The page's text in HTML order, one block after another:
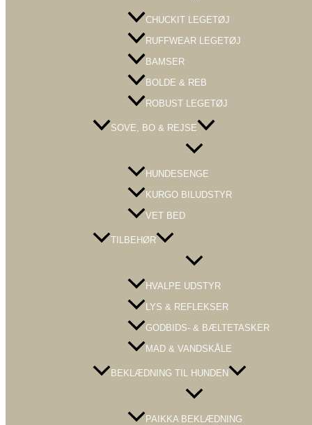
CHUCKIT LEGETØJ
RUFFWEAR LEGETØJ
BAMSER
BOLDE & REB
ROBUST LEGETØJ
SOVE, BO & REJSE
Menu
HUNDESENGE
KURGO BILUDSTYR
VET BED
TILBEHØR
Menu
HVALPE UDSTYR
LYS & REFLEKSER
GODBIDS- & BÆLTETASKER
MAD & VANDSKÅLE
BEKLÆDNING TIL HUNDEN
Menu
PAIKKA BEKLÆDNING